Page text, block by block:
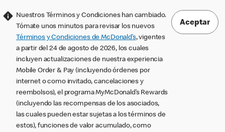
Nuestros Términos y Condiciones han cambiado.
Tómate unos minutos para revisar los nuevos
Términos y Condiciones de McDonald’s, vigentes
a partir del 24 de agosto de 2026, los cuales
incluyen actualizaciones de nuestra experiencia
Mobile Order & Pay (incluyendo órdenes por
internet o como invitado, cancelaciones y
reembolsos), el programa MyMcDonald’s Rewards
(incluyendo las recompensas de los asociados,
las cuales pueden estar sujetas a los términos de
estos), funciones de valor acumulado, como
Aceptar